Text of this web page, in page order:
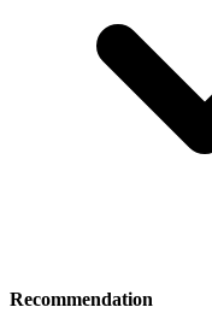
Recommendation